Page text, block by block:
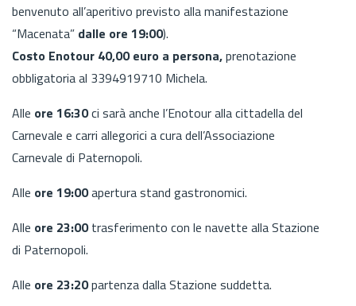
benvenuto all’aperitivo previsto alla manifestazione
“Macenata” dalle ore 19:00).
Costo Enotour 40,00 euro a persona,prenotazione
obbligatoria al 3394919710 Michela.
Alle ore 16:30ci sarà anche l’Enotour alla cittadella del
Carnevale e carri allegorici a cura dell’Associazione
Carnevale di Paternopoli.
Alle ore 19:00apertura stand gastronomici.
Alle ore 23:00trasferimento con le navette alla Stazione
di Paternopoli.
Alle ore 23:20partenza dalla Stazione suddetta.